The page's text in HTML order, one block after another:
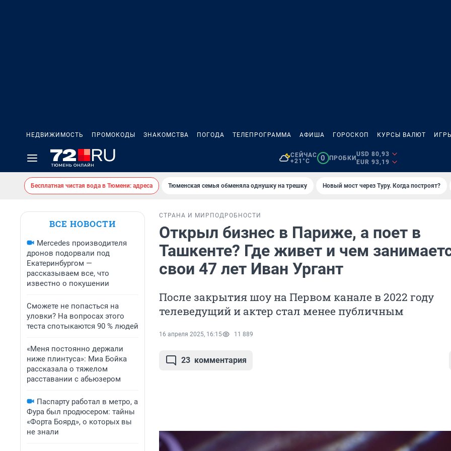
НЕДВИЖИМОСТЬ ПРОМОКОДЫ ЗНАКОМСТВА ПОГОДА ТЕЛЕПРОГРАММА АФИША ГОРОСКОП КУРСЫ ВАЛЮТ
СЕЙЧАС
+21°C
0 ПРОБКИ
USD 80,93
EUR 93,19
Бесплатная чистая вода в Тюмени: адреса Тюменская семья обменяла однушку на трешку Новый мост через Туру. Когда построят?
ВСЕ НОВОСТИ
Mercedes производителя
дронов подорвали под
Екатеринбургом —
рассказываем все, что
известно о покушении
Сможете не попасться на
уловки? На вопросах этого
теста спотыкаются 90 % людей
«Меня постоянно держали
ниже плинтуса»: Миа Бойка
рассказала о тяжелом
расставании с абьюзером
Паспарту работал в метро, а
Фура был продюсером: тайны
«Форта Боярд», о которых вы
не знали
СТРАНА И МИР ПОДРОБНОСТИ
Открыл бизнес в Париже, а поет в
Ташкенте? Где живет и чем
свои 47 лет Иван Ургант
После закрытия шоу на Первом канале в 2022 году
телеведущий и актер стал менее публичным
16 апреля 2025, 16:15 11 889
23 комментария